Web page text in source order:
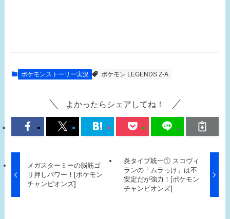
ポケモンストーリー実況 ポケモン LEGENDS Z-A
よかったらシェアしてね！
メガスターミーの脳筋ゴ
リ押しパワー！[ポケモン
チャンピオンズ]
炎タイプ統一① スコヴィ
ランの「ムラっけ」は不
安定だが強力！[ポケモン
チャンピオンズ]